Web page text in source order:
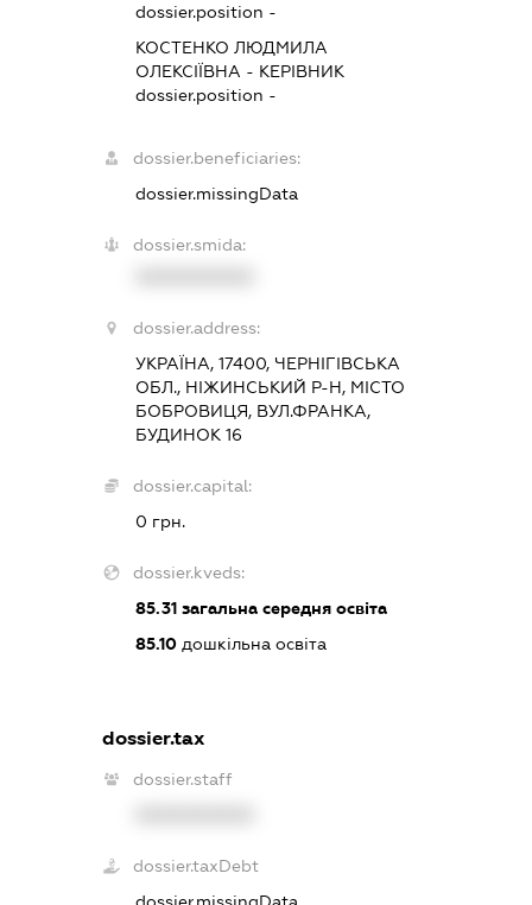
dossier.position -
КОСТЕНКО ЛЮДМИЛА
ОЛЕКСІЇВНА - КЕРІВНИК
dossier.position -
dossier.beneficiaries:
dossier.missingData
dossier.smida:
dossier.address:
УКРАЇНА, 17400, ЧЕРНІГІВСЬКА
ОБЛ., НІЖИНСЬКИЙ Р-Н, МІСТО
БОБРОВИЦЯ, ВУЛ.ФРАНКА,
БУДИНОК 16
dossier.capital:
0 грн.
dossier.kveds:
85.31загальна середня освіта
85.10дошкільна освіта
dossier.tax
dossier.staff
dossier.taxDebt